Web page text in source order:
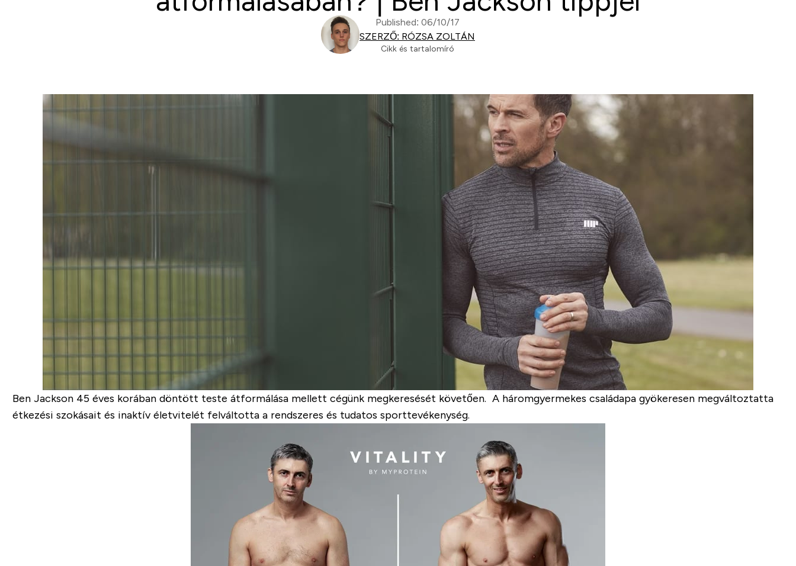
Published: 06/10/17
SZERZŐ: RÓZSA ZOLTÁN
Cikk és tartalomíró
Ben Jackson 45 éves korában döntött teste átformálása mellett cégünk megkeresését követően. A háromgyermekes családapa gyökeresen megváltoztatta
étkezési szokásait és inaktív életvitelét felváltotta a rendszeres és tudatos sporttevékenység.